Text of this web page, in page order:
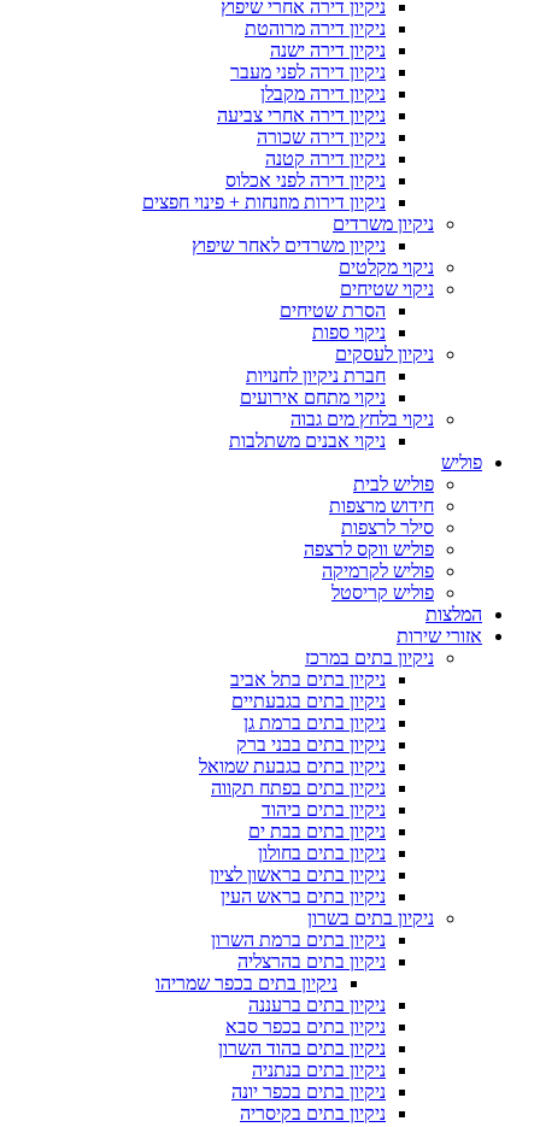
ניקיון דירה אחרי שיפוץ
ניקיון דירה מרוהטת
ניקיון דירה ישנה
ניקיון דירה לפני מעבר
ניקיון דירה מקבלן
ניקיון דירה אחרי צביעה
ניקיון דירה שכורה
ניקיון דירה קטנה
ניקיון דירה לפני אכלוס
ניקיון דירות מוזנחות + פינוי חפצים
ניקיון משרדים
ניקיון משרדים לאחר שיפוץ
ניקוי מקלטים
ניקוי שטיחים
הסרת שטיחים
ניקוי ספות
ניקיון לעסקים
חברת ניקיון לחנויות
ניקוי מתחם אירועים
ניקוי בלחץ מים גבוה
ניקוי אבנים משתלבות
פוליש
פוליש לבית
חידוש מרצפות
סילר לרצפות
פוליש ווקס לרצפה
פוליש לקרמיקה
פוליש קריסטל
המלצות
אזורי שירות
ניקיון בתים במרכז
ניקיון בתים בתל אביב
ניקיון בתים בגבעתיים
ניקיון בתים ברמת גן
ניקיון בתים בבני ברק
ניקיון בתים בגבעת שמואל
ניקיון בתים בפתח תקווה
ניקיון בתים ביהוד
ניקיון בתים בבת ים
ניקיון בתים בחולון
ניקיון בתים בראשון לציון
ניקיון בתים בראש העין
ניקיון בתים בשרון
ניקיון בתים ברמת השרון
ניקיון בתים בהרצליה
ניקיון בתים בכפר שמריהו
ניקיון בתים ברעננה
ניקיון בתים בכפר סבא
ניקיון בתים בהוד השרון
ניקיון בתים בנתניה
ניקיון בתים בכפר יונה
ניקיון בתים בקיסריה